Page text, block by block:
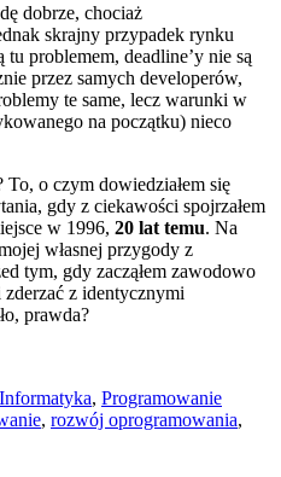
dobrze, chociaż
skrajny przypadek rynku
tu problemem, deadline’y nie są
przez samych developerów,
te same, lecz warunki w
na początku) nieco
o czym dowiedziałem się
gdy z ciekawości spojrzałem
w 1996, 20 lat temu. Na
własnej przygody z
tym, gdy zacząłem zawodowo
z identycznymi
prawda?
Informatyka, Programowanie
, rozwój oprogramowania,